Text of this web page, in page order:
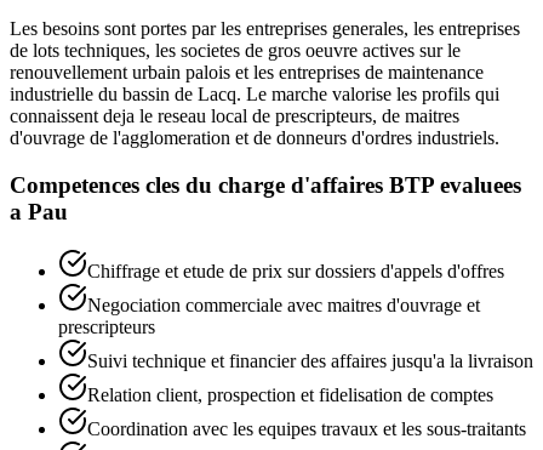
Les besoins sont portes par les entreprises generales, les entreprises
de lots techniques, les societes de gros oeuvre actives sur le
renouvellement urbain palois et les entreprises de maintenance
industrielle du bassin de Lacq. Le marche valorise les profils qui
connaissent deja le reseau local de prescripteurs, de maitres
d'ouvrage de l'agglomeration et de donneurs d'ordres industriels.
Competences cles du charge d'affaires BTP evaluees
a Pau
Chiffrage et etude de prix sur dossiers d'appels d'offres
Negociation commerciale avec maitres d'ouvrage et
prescripteurs
Suivi technique et financier des affaires jusqu'a la livraison
Relation client, prospection et fidelisation de comptes
Coordination avec les equipes travaux et les sous-traitants